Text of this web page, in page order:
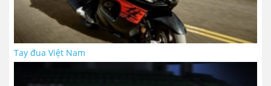
Tay đua Việt Nam